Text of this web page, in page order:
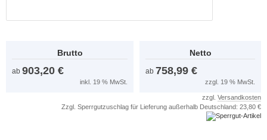
Brutto
ab 903,20 €
inkl. 19 % MwSt.
Netto
ab 758,99 €
zzgl. 19 % MwSt.
zzgl. Versandkosten
Zzgl. Sperrgutzuschlag für Lieferung außerhalb Deutschland: 23,80 €